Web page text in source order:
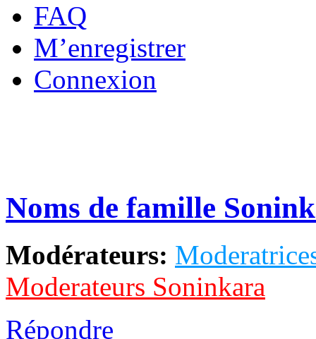
FAQ
M’enregistrer
Connexion
Noms de famille
Modérateurs:
Moderateurs Soninkara
Répondre